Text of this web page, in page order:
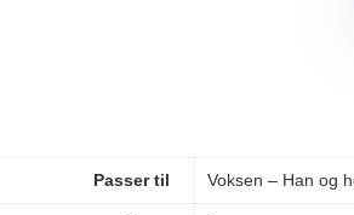
Passer til Voksen – Han og